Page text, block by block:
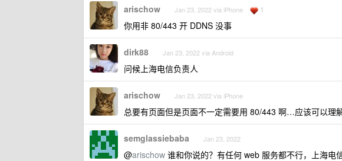
arischow Jan 23, 2022 via iPhone 1
你用非 80/443 开 DDNS 没事
dirk88 Jan 23, 2022 via Android
问候上海电信负责人
arischow Jan 23, 2022 via iPhone
总要有页面但是页面不一定需要用 80/443 啊…应该可以理
semglassiebaba Jan 23, 2022
@arischow 谁和你说的？有任何 web 服务都不行，上海电